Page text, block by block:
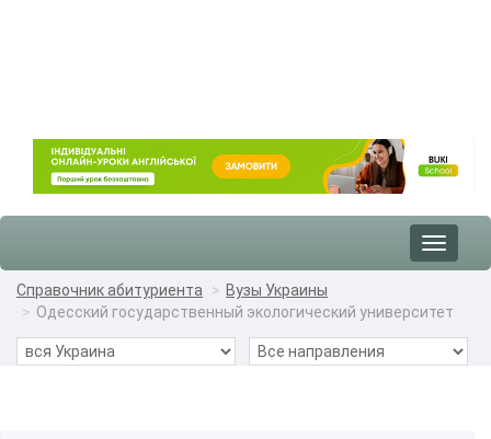
Toggle
Справочник абитуриента
Вузы Украины
Одесский государственный экологический университет